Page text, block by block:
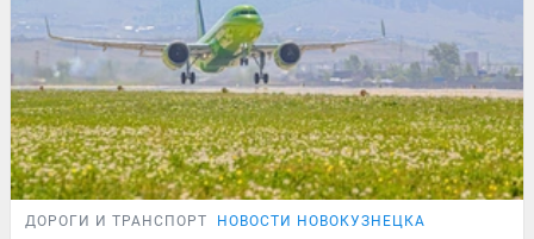
ДОРОГИ И ТРАНСПОРТ НОВОСТИ НОВОКУЗНЕЦКА